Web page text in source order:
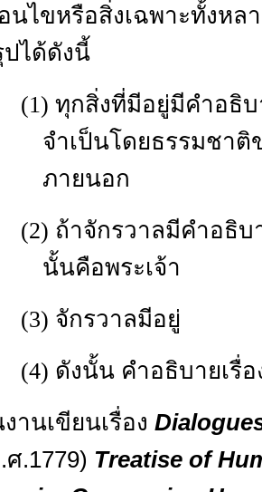
อนไขหรือสิ่งเฉพาะทั้งห
ปได้ดังนี้
(1) ทุกสิ่งที่มีอยู่มีคำอธิ
จำเป็นโดยธรรมชาติ
ภายนอก
(2) ถ้าจักรวาลมีคำอธิบ
นั้นคือพระเจ้า
(3) จักรวาลมีอยู่
(4) ดังนั้น คำอธิบายเรื่
านเขียนเรื่อง
ศ.1779) Treatise of